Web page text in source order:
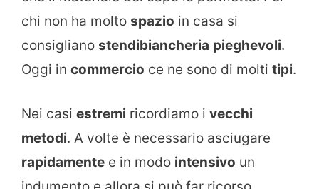
chi non ha molto spazio in casa si
consigliano stendibiancheria pieghevoli.
Oggi in commercio ce ne sono di molti tipi.
Nei casi estremi ricordiamo i vecchi
metodi. A volte è necessario asciugare
rapidamente e in modo intensivo un